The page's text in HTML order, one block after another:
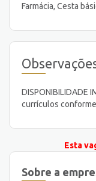
Farmácia, Cesta
DISPONIBILIDADE
currí­culos
Esta
Sobre a